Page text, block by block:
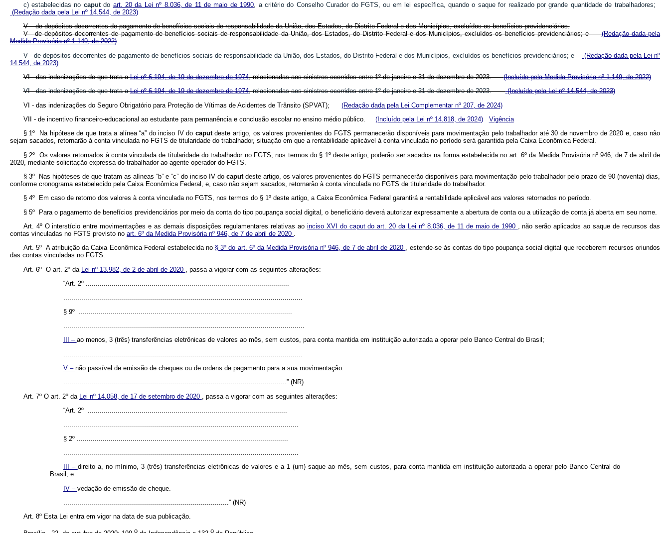
c) estabelecidas no caputdo art. 20 da Lei nº 8.036, de 11 de maio de 1990, a critério do Conselho Curador do FGTS, ou em lei específica, quando o saque for realizado por grande quantidade de trabalhadores;
(Redação dada pela Lei nº 14.544, de 2023)
V – de depósitos decorrentes de pagamento de benefícios sociais de responsabilidade da União, dos Estados, do Distrito Federal e dos Municípios, excluídos os benefícios previdenciários.
V - de depósitos decorrentes de pagamento de benefícios sociais de responsabilidade da União, dos Estados, do Distrito Federal e dos Municípios, excluídos os benefícios previdenciários; e(Redação dada pela
Medida Provisória nº 1.149, de 2022)
V - de depósitos decorrentes de pagamento de benefícios sociais de responsabilidade da União, dos Estados, do Distrito Federal e dos Municípios, excluídos os benefícios previdenciários; e
(Redação dada pela Lei nº
14.544, de 2023)
VI - das indenizações de que trata aLei nº 6.194, de 19 de dezembro de 1974, relacionadas aos sinistros ocorridos entre 1º de janeiro e 31 de dezembro de 2023.(Incluído pela Medida Provisória nº 1.149, de 2022)
VI - das indenizações de que trata aLei nº 6.194, de 19 de dezembro de 1974, relacionadas aos sinistros ocorridos entre 1º de janeiro e 31 de dezembro de 2023.(Incluído pela Lei nº 14.544, de 2023)
VI - das indenizações do Seguro Obrigatório para Proteção de Vítimas de Acidentes de Trânsito (SPVAT); (Redação dada pela Lei Complementar nº 207, de 2024)
VII - de incentivo financeiro-educacional ao estudante para permanência e conclusão escolar no ensino médio público. (Incluído pela Lei nº 14.818, de 2024)
Vigência
§ 1º Na hipótese de que trata a alínea “a” do inciso IV do caputdeste artigo, os valores provenientes do FGTS permanecerão disponíveis para movimentação pelo trabalhador até 30 de novembro de 2020 e, caso não
sejam sacados, retornarão à conta vinculada no FGTS de titularidade do trabalhador, situação em que a rentabilidade aplicável à conta vinculada no período será garantida pela Caixa Econômica Federal.
§ 2º Os valores retornados à conta vinculada de titularidade do trabalhador no FGTS, nos termos do § 1º deste artigo, poderão ser sacados na forma estabelecida no art. 6º da Medida Provisória nº 946, de 7 de abril de
2020, mediante solicitação expressa do trabalhador ao agente operador do FGTS.
§ 3º Nas hipóteses de que tratam as alíneas “b” e “c” do inciso IV do caput deste artigo, os valores provenientes do FGTS permanecerão disponíveis para movimentação pelo trabalhador pelo prazo de 90 (noventa) dias,
conforme cronograma estabelecido pela Caixa Econômica Federal, e, caso não sejam sacados, retornarão à conta vinculada no FGTS de titularidade do trabalhador.
§ 4º Em caso de retorno dos valores à conta vinculada no FGTS, nos termos do § 1º deste artigo, a Caixa Econômica Federal garantirá a rentabilidade aplicável aos valores retornados no período.
§ 5º Para o pagamento de benefícios previdenciários por meio da conta do tipo poupança social digital, o beneficiário deverá autorizar expressamente a abertura de conta ou a utilização de conta já aberta em seu nome.
Art. 4º O interstício entre movimentações e as demais disposições regulamentares relativas ao inciso XVI do caput do art. 20 da Lei nº 8.036, de 11 de maio de 1990 , não serão aplicados ao saque de recursos das
contas vinculadas no FGTS previsto no art. 6º da Medida Provisória nº 946, de 7 de abril de 2020 .
Art. 5º A atribuição da Caixa Econômica Federal estabelecida no § 3º do art. 6º da Medida Provisória nº 946, de 7 de abril de 2020 , estende-se às contas do tipo poupança social digital que receberem recursos oriundos
das contas vinculadas no FGTS.
Art. 6º O art. 2º da
Lei nº 13.982, de 2 de abril de 2020
, passa a vigorar com as seguintes alterações:
“Art. 2º ......................................................................................................
........................................................................................................................
§ 9º ...........................................................................................................
.........................................................................................................................
III – ao menos, 3 (três) transferências eletrônicas de valores ao mês, sem custos, para conta mantida em instituição autorizada a operar pelo Banco Central do Brasil;
V – não passível de emissão de cheques ou de ordens de pagamento para a sua movimentação.
................................................................................................................” (NR)
Art. 7º O art. 2º da Lei nº 14.058, de 17 de setembro de 2020
, passa a vigorar com as seguintes alterações:
“Art. 2º ....................................................................................................
......................................................................................................................
§ 2º ..........................................................................................................
......................................................................................................................
III – direito a, no mínimo, 3 (três) transferências eletrônicas de valores e a 1 (um) saque ao mês, sem custos, para conta mantida em instituição autorizada a operar pelo Banco Central do
Brasil; e
IV – vedação de emissão de cheque.
...................................................................................” (NR)
Art. 8º Esta Lei entra em vigor na data de sua publicação.
o o